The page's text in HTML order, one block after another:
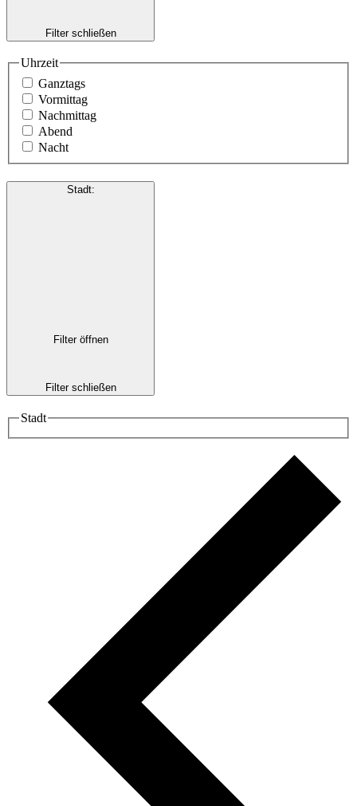
Filter schließen
Uhrzeit
Ganztags
Vormittag
Nachmittag
Abend
Nacht
Stadt:
Filter öffnen
Filter schließen
Stadt